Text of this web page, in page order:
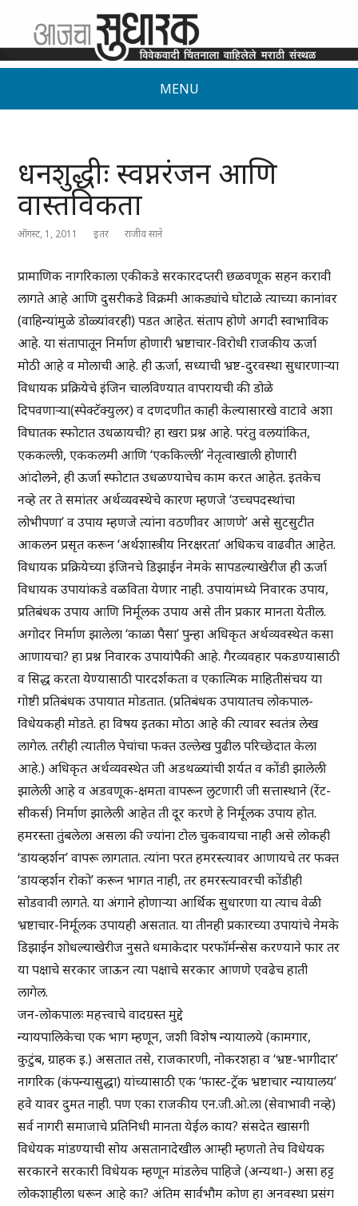
MENU
धनशुद्धीः स्वप्नरंजन आणि
वास्तविकता
ऑगस्ट, 1, 2011 इतर राजीव साने
प्रामाणिक नागरिकाला एकीकडे सरकारदप्तरी छळवणूक सहन करावी
लागते आहे आणि दुसरीकडे विक्रमी आकड्यांचे घोटाळे त्याच्या कानांवर
(वाहिन्यांमुळे डोळ्यांवरही) पडत आहेत. संताप होणे अगदी स्वाभाविक
आहे. या संतापातून निर्माण होणारी भ्रष्टाचार-विरोधी राजकीय ऊर्जा
मोठी आहे व मोलाची आहे. ही ऊर्जा, सध्याची भ्रष्ट-दुरवस्था सुधारणाऱ्या
विधायक प्रक्रियेचे इंजिन चालविण्यात वापरायची की डोळे
दिपवणाऱ्या(स्पेक्टॅक्युलर) व दणदणीत काही केल्यासारखे वाटावे अशा
विघातक स्फोटात उधळायची? हा खरा प्रश्न आहे. परंतु वलयांकित,
एककल्ली, एककलमी आणि ‘एककिल्ली’ नेतृत्वाखाली होणारी
आंदोलने, ही ऊर्जा स्फोटात उधळण्याचेच काम करत आहेत. इतकेच
नव्हे तर ते समांतर अर्थव्यवस्थेचे कारण म्हणजे ‘उच्चपदस्थांचा
लोभीपणा’ व उपाय म्हणजे त्यांना वठणीवर आणणे’ असे सुटसुटीत
आकलन प्रसृत करून ‘अर्थशास्त्रीय निरक्षरता’ अधिकच वाढवीत आहेत.
विधायक प्रक्रियेच्या इंजिनचे डिझाईन नेमके सापडल्याखेरीज ही ऊर्जा
विधायक उपायांकडे वळविता येणार नाही. उपायांमध्ये निवारक उपाय,
प्रतिबंधक उपाय आणि निर्मूलक उपाय असे तीन प्रकार मानता येतील.
अगोदर निर्माण झालेला ‘काळा पैसा’ पुन्हा अधिकृत अर्थव्यवस्थेत कसा
आणायचा? हा प्रश्न निवारक उपायांपैकी आहे. गैरव्यवहार पकडण्यासाठी
व सिद्ध करता येण्यासाठी पारदर्शकता व एकात्मिक माहितीसंचय या
गोष्टी प्रतिबंधक उपायात मोडतात. (प्रतिबंधक उपायातच लोकपाल-
विधेयकही मोडते. हा विषय इतका मोठा आहे की त्यावर स्वतंत्र लेख
लागेल. तरीही त्यातील पेचांचा फक्त उल्लेख पुढील परिच्छेदात केला
आहे.) अधिकृत अर्थव्यवस्थेत जी अडथळ्यांची शर्यत व कोंडी झालेली
झालेली आहे व अडवणूक-क्षमता वापरून लुटणारी जी सत्तास्थाने (रेंट-
सीकर्स) निर्माण झालेली आहेत ती दूर करणे हे निर्मूलक उपाय होत.
हमरस्ता तुंबलेला असला की ज्यांना टोल चुकवायचा नाही असे लोकही
‘डायव्हर्शन’ वापरू लागतात. त्यांना परत हमरस्त्यावर आणायचे तर फक्त
‘डायव्हर्शन रोको’ करून भागत नाही, तर हमरस्त्यावरची कोंडीही
सोडवावी लागते. या अंगाने होणाऱ्या आर्थिक सुधारणा या त्याच वेळी
भ्रष्टाचार-निर्मूलक उपायही असतात. या तीनही प्रकारच्या उपायांचे नेमके
डिझाईन शोधल्याखेरीज नुसते धमाकेदार परफॉर्मन्सेस करण्याने फार तर
या पक्षाचे सरकार जाऊन त्या पक्षाचे सरकार आणणे एवढेच हाती
लागेल.
जन-लोकपालः महत्त्वाचे वादग्रस्त मुद्दे
न्यायपालिकेचा एक भाग म्हणून, जशी विशेष न्यायालये (कामगार,
कुटुंब, ग्राहक इ.) असतात तसे, राजकारणी, नोकरशहा व ‘भ्रष्ट-भागीदार’
नागरिक (कंपन्यासुद्धा) यांच्यासाठी एक ‘फास्ट-ट्रॅक भ्रष्टाचार न्यायालय’
हवे यावर दुमत नाही. पण एका राजकीय एन.जी.ओ.ला (सेवाभावी नव्हे)
सर्व नागरी समाजाचे प्रतिनिधी मानता येईल काय? संसदेत खासगी
विधेयक मांडण्याची सोय असतानादेखील आम्ही म्हणतो तेच विधेयक
सरकारने सरकारी विधेयक म्हणून मांडलेच पाहिजे (अन्यथा-) असा हट्ट
लोकशाहीला धरून आहे का? अंतिम सार्वभौम कोण हा अनवस्था प्रसंग